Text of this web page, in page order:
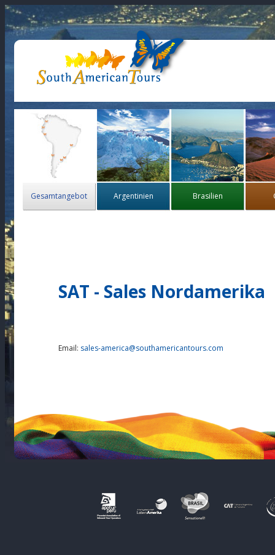
Gesamtangebot Argentinien Brasilien
SAT - Sales Nordamerika
Email: sales-america@southamericantours.com